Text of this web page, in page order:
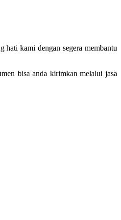
hati kami dengan segera membantu
bisa anda kirimkan melalui jasa